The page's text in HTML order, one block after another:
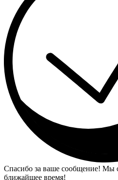
Спасибо за ваше сообщение! Мы
ближайшее время!